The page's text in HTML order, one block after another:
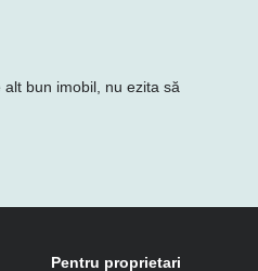
bun imobil, nu ezita să
Pentru proprietari